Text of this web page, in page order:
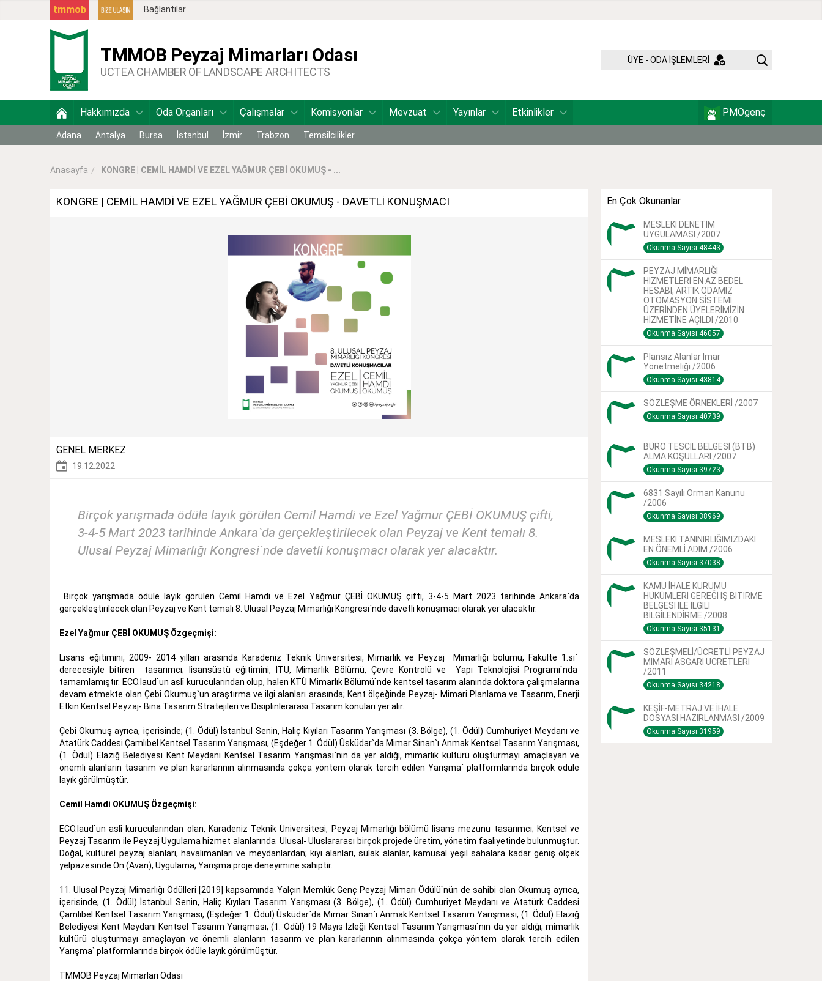
Bağlantılar
tmmob
TMMOB Peyzaj Mimarları Odası
UCTEA CHAMBER OF LANDSCAPE ARCHITECTS
ÜYE - ODA İŞLEMLERİ
Hakkımızda Oda Organları Çalışmalar Komisyonlar Mevzuat Yayınlar Etkinlikler PMOgenç
Adana Antalya Bursa İstanbul İzmir Trabzon Temsilcilikler
Anasayfa KONGRE | CEMİL HAMDİ VE EZEL YAĞMUR ÇEBİ OKUMUŞ - ...
KONGRE | CEMİL HAMDİ VE EZEL YAĞMUR ÇEBİ OKUMUŞ - DAVETLİ KONUŞMACI
GENEL MERKEZ
19.12.2022
Birçok yarışmada ödüle layık görülen Cemil Hamdi ve Ezel Yağmur ÇEBİ OKUMUŞ çifti,
3-4-5 Mart 2023 tarihinde Ankara`da gerçekleştirilecek olan Peyzaj ve Kent temalı 8.
Ulusal Peyzaj Mimarlığı Kongresi`nde davetli konuşmacı olarak yer alacaktır.
Birçok yarışmada ödüle layık görülen Cemil Hamdi ve Ezel Yağmur ÇEBİ OKUMUŞ çifti, 3-4-5 Mart 2023 tarihinde Ankara`da
gerçekleştirilecek olan Peyzaj ve Kent temalı 8. Ulusal Peyzaj Mimarlığı Kongresi`nde davetli konuşmacı olarak yer alacaktır.
Ezel Yağmur ÇEBİ OKUMUŞ Özgeçmişi:
Lisans eğitimini, 2009- 2014 yılları arasında Karadeniz Teknik Üniversitesi, Mimarlık ve Peyzaj Mimarlığı bölümü, Fakülte 1.si`
derecesiyle bitiren tasarımcı; lisansüstü eğitimini, İTÜ, Mimarlık Bölümü, Çevre Kontrolü ve Yapı Teknolojisi Programı`nda
tamamlamıştır. ECO.laud`un aslî kurucularından olup, halen KTÜ Mimarlık Bölümü`nde kentsel tasarım alanında doktora çalışmalarına
devam etmekte olan Çebi Okumuş`un araştırma ve ilgi alanları arasında; Kent ölçeğinde Peyzaj- Mimari Planlama ve Tasarım, Enerji
Etkin Kentsel Peyzaj- Bina Tasarım Stratejileri ve Disiplinlerarası Tasarım konuları yer alır.
Çebi Okumuş ayrıca, içerisinde; (1. Ödül) İstanbul Senin, Haliç Kıyıları Tasarım Yarışması (3. Bölge), (1. Ödül) Cumhuriyet Meydanı ve
Atatürk Caddesi Çamlıbel Kentsel Tasarım Yarışması, (Eşdeğer 1. Ödül) Üsküdar`da Mimar Sinan`ı Anmak Kentsel Tasarım Yarışması,
(1. Ödül) Elazığ Belediyesi Kent Meydanı Kentsel Tasarım Yarışması`nın da yer aldığı, mimarlık kültürü oluşturmayı amaçlayan ve
önemli alanların tasarım ve plan kararlarının alınmasında çokça yöntem olarak tercih edilen Yarışma` platformlarında birçok ödüle
layık görülmüştür.
Cemil Hamdi OKUMUŞ Özgeçmişi:
ECO.laud`un aslî kurucularından olan, Karadeniz Teknik Üniversitesi, Peyzaj Mimarlığı bölümü lisans mezunu tasarımcı; Kentsel ve
Peyzaj Tasarım ile Peyzaj Uygulama hizmet alanlarında Ulusal- Uluslararası birçok projede üretim, yönetim faaliyetinde bulunmuştur.
Doğal, kültürel peyzaj alanları, havalimanları ve meydanlardan; kıyı alanları, sulak alanlar, kamusal yeşil sahalara kadar geniş ölçek
yelpazesinde Ön (Avan), Uygulama, Yarışma proje deneyimine sahiptir.
11. Ulusal Peyzaj Mimarlığı Ödülleri [2019] kapsamında Yalçın Memlük Genç Peyzaj Mimarı Ödülü`nün de sahibi olan Okumuş ayrıca,
içerisinde; (1. Ödül) İstanbul Senin, Haliç Kıyıları Tasarım Yarışması (3. Bölge), (1. Ödül) Cumhuriyet Meydanı ve Atatürk Caddesi
Çamlıbel Kentsel Tasarım Yarışması, (Eşdeğer 1. Ödül) Üsküdar`da Mimar Sinan`ı Anmak Kentsel Tasarım Yarışması, (1. Ödül) Elazığ
Belediyesi Kent Meydanı Kentsel Tasarım Yarışması, (1. Ödül) 19 Mayıs İzleği Kentsel Tasarım Yarışması`nın da yer aldığı, mimarlık
kültürü oluşturmayı amaçlayan ve önemli alanların tasarım ve plan kararlarının alınmasında çokça yöntem olarak tercih edilen
Yarışma` platformlarında birçok ödüle layık görülmüştür.
TMMOB Peyzaj Mimarları Odası
En Çok Okunanlar
MESLEKİ DENETİM
UYGULAMASI /2007
Okunma Sayısı:48443
PEYZAJ MİMARLIĞI
HİZMETLERİ EN AZ BEDEL
HESABI, ARTIK ODAMIZ
OTOMASYON SİSTEMİ
ÜZERİNDEN ÜYELERİMİZİN
HİZMETİNE AÇILDI /2010
Okunma Sayısı:46057
Plansız Alanlar Imar
Yönetmeliği /2006
Okunma Sayısı:43814
SÖZLEŞME ÖRNEKLERİ /2007
Okunma Sayısı:40739
BÜRO TESCİL BELGESİ (BTB)
ALMA KOŞULLARI /2007
Okunma Sayısı:39723
6831 Sayılı Orman Kanunu
/2006
Okunma Sayısı:38969
MESLEKİ TANINIRLIĞIMIZDAKİ
EN ÖNEMLİ ADIM /2006
Okunma Sayısı:37038
KAMU İHALE KURUMU
HÜKÜMLERİ GEREĞİ İŞ BİTİRME
BELGESİ İLE İLGİLİ
BİLGİLENDİRME /2008
Okunma Sayısı:35131
SÖZLEŞMELİ/ÜCRETLİ PEYZAJ
MİMARI ASGARİ ÜCRETLERİ
/2011
Okunma Sayısı:34218
KEŞİF-METRAJ VE İHALE
DOSYASI HAZIRLANMASI /2009
Okunma Sayısı:31959